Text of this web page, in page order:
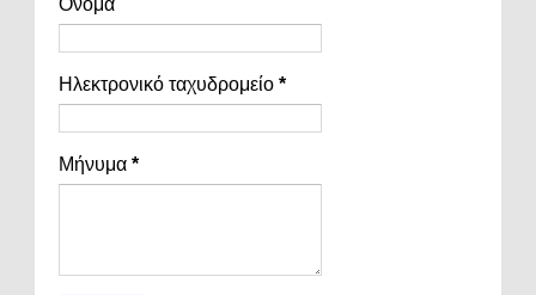
Ηλεκτρονικό ταχυδρομείο *
Μήνυμα *